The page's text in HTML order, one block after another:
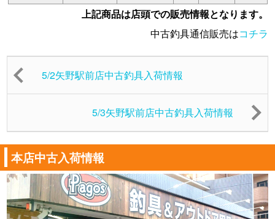
上記商品は店頭での販売情報となります。
中古釣具通信販売はコチラ
5/2矢野駅前店中古釣具入荷情報
5/3矢野駅前店中古釣具入荷情報
本店中古入荷情報